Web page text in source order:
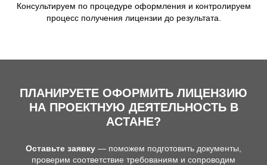
Консультируем по процедуре оформления и контролируем
процесс получения лицензии до результата.
ПЛАНИРУЕТЕ ОФОРМИТЬ ЛИЦЕНЗИЮ
НА ПРОЕКТНУЮ ДЕЯТЕЛЬНОСТЬ В
АСТАНЕ?
Оставьте заявку — поможем подготовить документы,
проверим соответствие требованиям и сопроводим